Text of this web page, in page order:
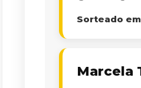
Sorteado
Marcela